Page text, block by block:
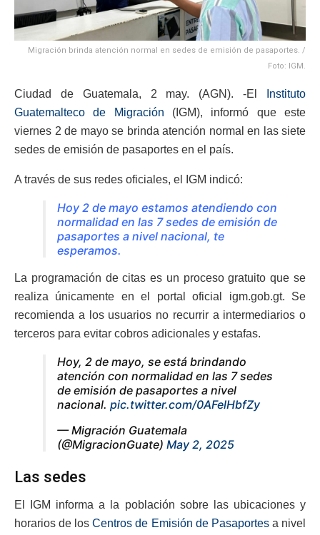
Migración brinda atención normal en sedes de emisión de pasaportes. /
Foto: IGM.
Ciudad de Guatemala, 2 may. (AGN). -El
Instituto
Guatemalteco de Migración (IGM), informó que este
viernes 2 de mayo se brinda atención normal en las siete
sedes de emisión de pasaportes en el país.
A través de sus redes oficiales, el IGM indicó:
Hoy 2 de mayo estamos atendiendo con
normalidad en las 7 sedes de emisión de
pasaportes a nivel nacional, te
esperamos.
La programación de citas es un proceso gratuito que se
realiza únicamente en el portal oficial igm.gob.gt. Se
recomienda a los usuarios no recurrir a intermediarios o
terceros para evitar cobros adicionales y estafas.
Hoy, 2 de mayo, se está brindando
atención con normalidad en las 7 sedes
de emisión de pasaportes a nivel
nacional. pic.twitter.com/0AFelHbfZy
— Migración Guatemala
(@MigracionGuate) May 2, 2025
Las sedes
El IGM informa a la población sobre las ubicaciones y
horarios de losCentros de Emisión de Pasaportesa nivel